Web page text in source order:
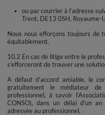
ou par courrier à l’adresse
Trent, DE13 0SH, Royaume-
Nous nous efforçons toujours de
équitablement.
10.2 En cas de litige entre le
s’efforceront de trouver une
A défaut d’accord amiable, le
gratuitement le médiateur
professionnel, à savoir
CONSO), dans un délai d’un
adressée au professionnel.